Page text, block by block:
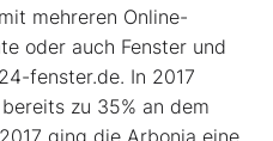
mehreren Online-
oder auch Fenster und
fenster.de. In 2017
zu 35% an dem
ging die Arbonia eine